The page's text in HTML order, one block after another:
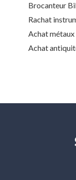
Brocanteur
Rachat
Achat
Achat